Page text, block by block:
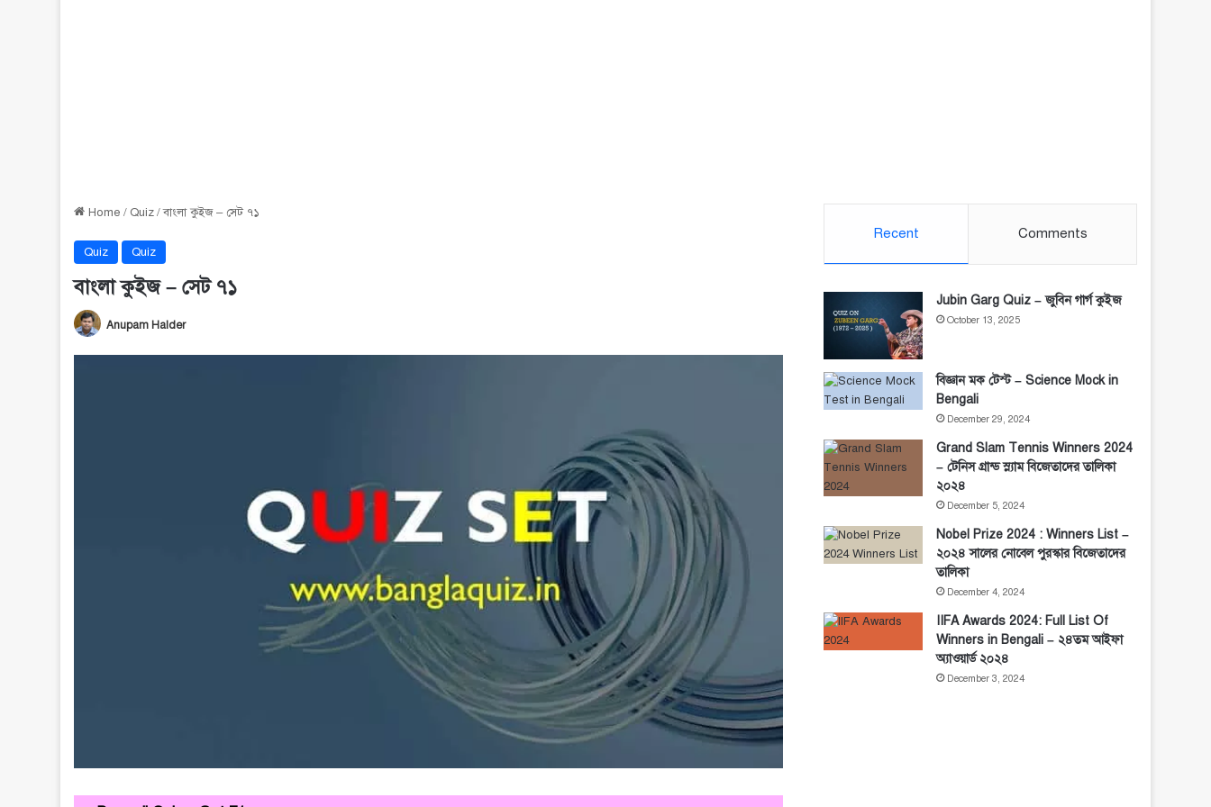
Home / Quiz / বাংলা কুইজ – সেট ৭১
Quiz Quiz
বাংলা কুইজ – সেট ৭১
Anupam Halder
Recent Comments
Jubin Garg Quiz – জুবিন গার্গ কুইজ
October 13, 2025
বিজ্ঞান মক টেস্ট – Science Mock in
Bengali
December 29, 2024
Grand Slam Tennis Winners 2024
– টেনিস গ্রান্ড স্ল্যাম বিজেতাদের তালিকা
২০২৪
December 5, 2024
Nobel Prize 2024 : Winners List –
২০২৪ সালের নোবেল পুরস্কার বিজেতাদের
তালিকা
December 4, 2024
IIFA Awards 2024: Full List Of
Winners in Bengali – ২৪তম আইফা
অ্যাওয়ার্ড ২০২৪
December 3, 2024